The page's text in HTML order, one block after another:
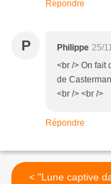
Répondre
P Philippe 25/
<br /> On fait
de
<br /> <br />
Répondre
< "Lune captive dans un